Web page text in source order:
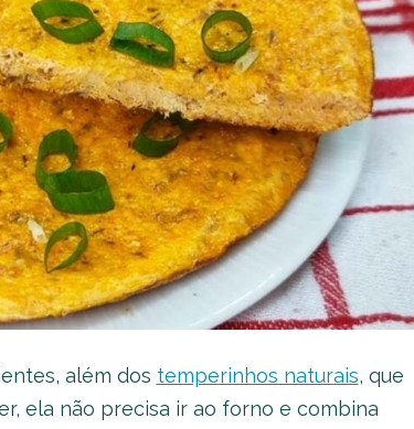
além dos temperinhos naturais, que
ela não precisa ir ao forno e combina